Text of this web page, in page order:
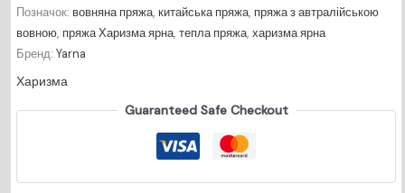
кількість
Позначок: вовняна пряжа, китайська пряжа, пряжа з автралійською
вовною, пряжа Харизма ярна, тепла пряжа, харизма ярна
Бренд: Yarna
Харизма
Guaranteed Safe Checkout